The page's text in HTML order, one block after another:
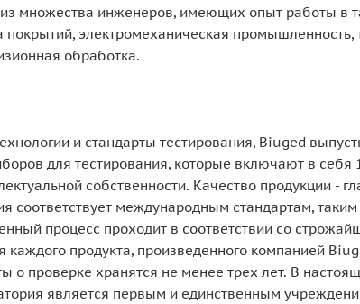
из множества инженеров, имеющих опыт работы в
покрытий, электромеханическая промышленность,
обработка.
и стандарты тестирования, Biuged
для тестирования, которые включают в себя
собственности. Качество продукции -
соответствует международным стандартам, таким
процесс проходит в соответствии со
каждого продукта, произведенного компанией
о проверке хранятся не менее трех лет. В
является первым и единственным